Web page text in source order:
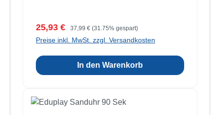
Verkaufspreis:
25,93 € Regulärer Preis:
37,99 € (31.75% gespart)
Preise inkl. MwSt. zzgl. Versandkosten
In den Warenkorb